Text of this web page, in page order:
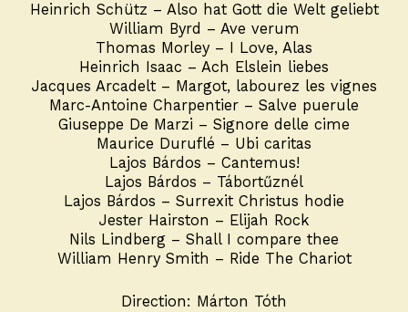
Heinrich Schütz – Also hat Gott die Welt geliebt
William Byrd – Ave verum
Thomas Morley – I Love, Alas
Heinrich Isaac – Ach Elslein liebes
Jacques Arcadelt – Margot, labourez les vignes
Marc-Antoine Charpentier – Salve puerule
Giuseppe De Marzi – Signore delle cime
Maurice Duruflé – Ubi caritas
Lajos Bárdos – Cantemus!
Lajos Bárdos – Tábortűznél
Lajos Bárdos – Surrexit Christus hodie
Jester Hairston – Elijah Rock
Nils Lindberg – Shall I compare thee
William Henry Smith – Ride The Chariot
Direction: Márton Tóth